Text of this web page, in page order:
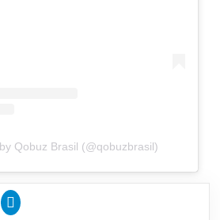
Qobuz Brasil (@qobuzbrasil)